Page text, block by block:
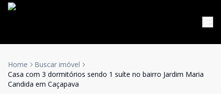
Home
Buscar imóvel
Casa com 3 dormitórios sendo 1 suíte no bairro Jardim Maria
Candida em Caçapava